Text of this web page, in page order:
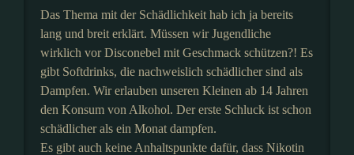
Das Thema mit der Schädlichkeit hab ich ja bereits
lang und breit erklärt. Müssen wir Jugendliche
wirklich vor Disconebel mit Geschmack schützen?! Es
gibt Softdrinks, die nachweislich schädlicher sind als
Dampfen. Wir erlauben unseren Kleinen ab 14 Jahren
den Konsum von Alkohol. Der erste Schluck ist schon
schädlicher als ein Monat dampfen.
Es gibt auch keine Anhaltspunkte dafür, dass Nikotin